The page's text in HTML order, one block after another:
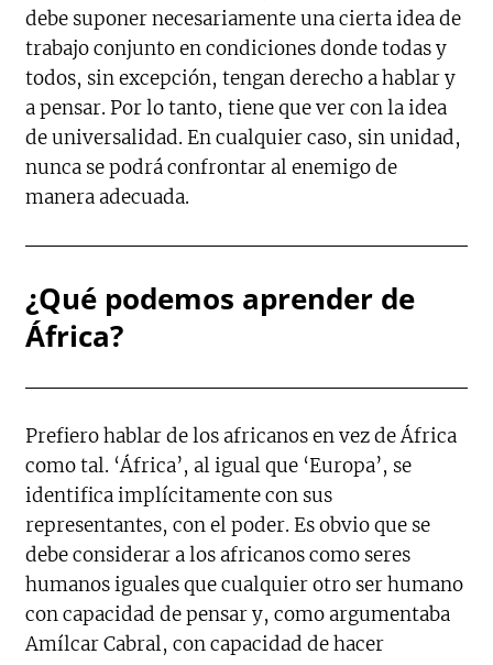
debe suponer necesariamente una cierta idea de
trabajo conjunto en condiciones donde todas y
todos, sin excepción, tengan derecho a hablar y
a pensar. Por lo tanto, tiene que ver con la idea
de universalidad. En cualquier caso, sin unidad,
nunca se podrá confrontar al enemigo de
manera adecuada.
¿Qué podemos aprender de
África?
Prefiero hablar de los africanos en vez de África
como tal. ‘África’, al igual que ‘Europa’, se
identifica implícitamente con sus
representantes, con el poder. Es obvio que se
debe considerar a los africanos como seres
humanos iguales que cualquier otro ser humano
con capacidad de pensar y, como argumentaba
Amílcar Cabral, con capacidad de hacer